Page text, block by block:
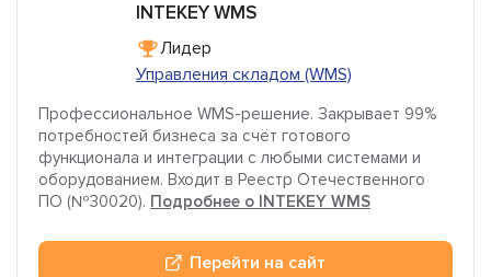
INTEKEY WMS
Лидер
Управления складом (WMS)
Профессиональное WMS-решение. Закрывает 99%
потребностей бизнеса за счёт готового
функционала и интеграции с любыми системами и
оборудованием. Входит в Реестр Отечественного
ПО (№30020). Подробнее о INTEKEY WMS
Перейти на сайт